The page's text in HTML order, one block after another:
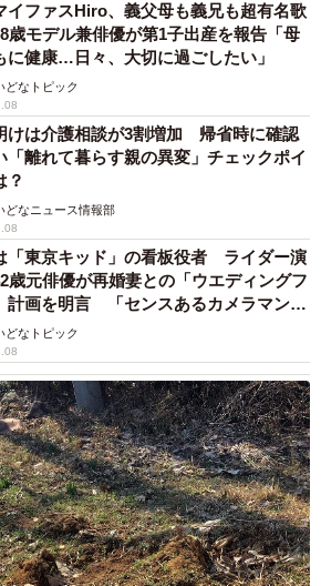
イファスHiro、義父母も義兄も超有名歌
歳モデル兼俳優が第1子出産を報告「母
に健康…日々、大切に過ごしたい」
どなトピック
けは介護相談が3割増加 帰省時に確認
「離れて暮らす親の異変」チェックポイ
？
どなニュース情報部
「東京キッド」の看板役者 ライダー演
歳元俳優が再婚妻との「ウエディングフ
計画を明言 「センスあるカメラマン求
どなトピック